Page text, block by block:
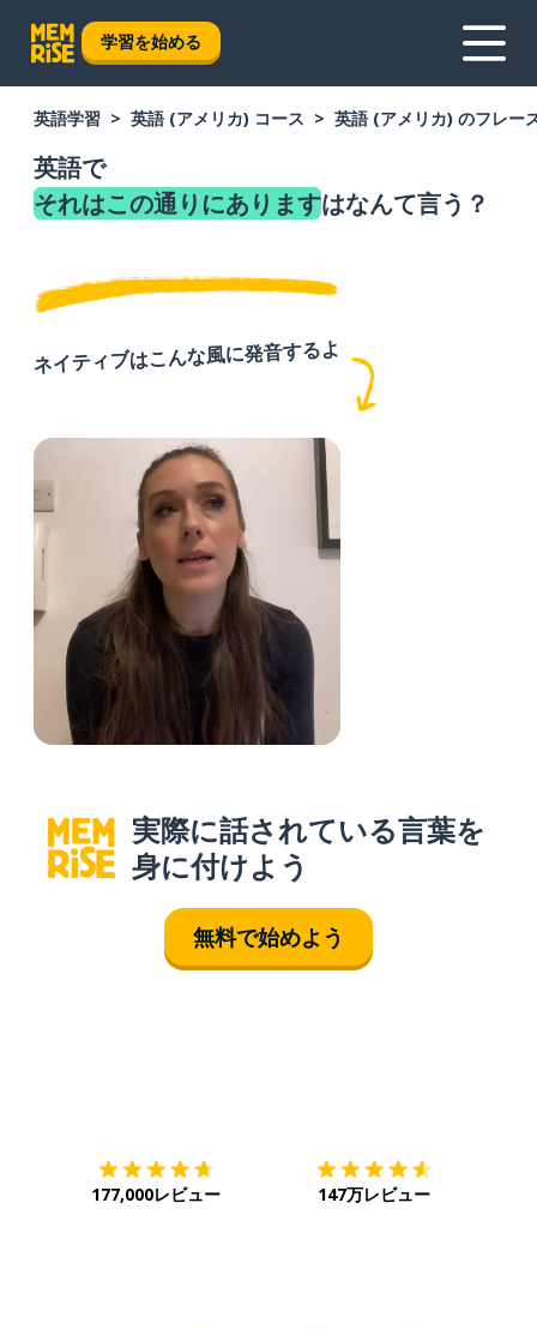
学習を始める
英語学習 英語 (アメリカ) コース 英語 (アメリカ) のフレー
英語で
それはこの通りにありますはなんて言う？
ネイティブはこんな風に発音するよ
実際に話されている言葉を
身に付けよう
無料で始めよう
177,000レビュー 147万レビュー